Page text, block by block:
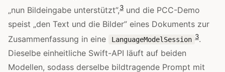
„nun Bildeingabe unterstützt”,3 und die PCC-Demo
speist „den Text und die Bilder” eines Dokuments zur
Zusammenfassung in eine
LanguageModelSession 3.
Dieselbe einheitliche Swift-API läuft auf beiden
Modellen, sodass derselbe bildtragende Prompt mit